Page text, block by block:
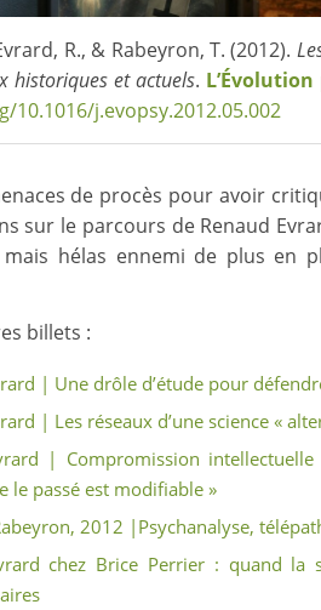
R., & Rabeyron, T. (2012).
historiques et actuels.
j.evopsy.2012.05.002
de procès pour avoir
sur le parcours de Renaud
hélas ennemi de plus en
billets :
| Une drôle d’étude pour
| Les réseaux d’une science «
| Compromission
le passé est modifiable »
2012 |Psychanalyse,
chez Brice Perrier : quand la